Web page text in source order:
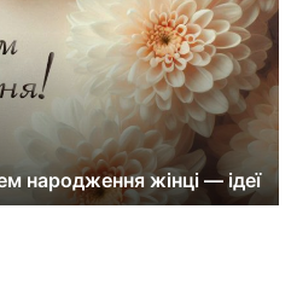
народження жінці — ідеї